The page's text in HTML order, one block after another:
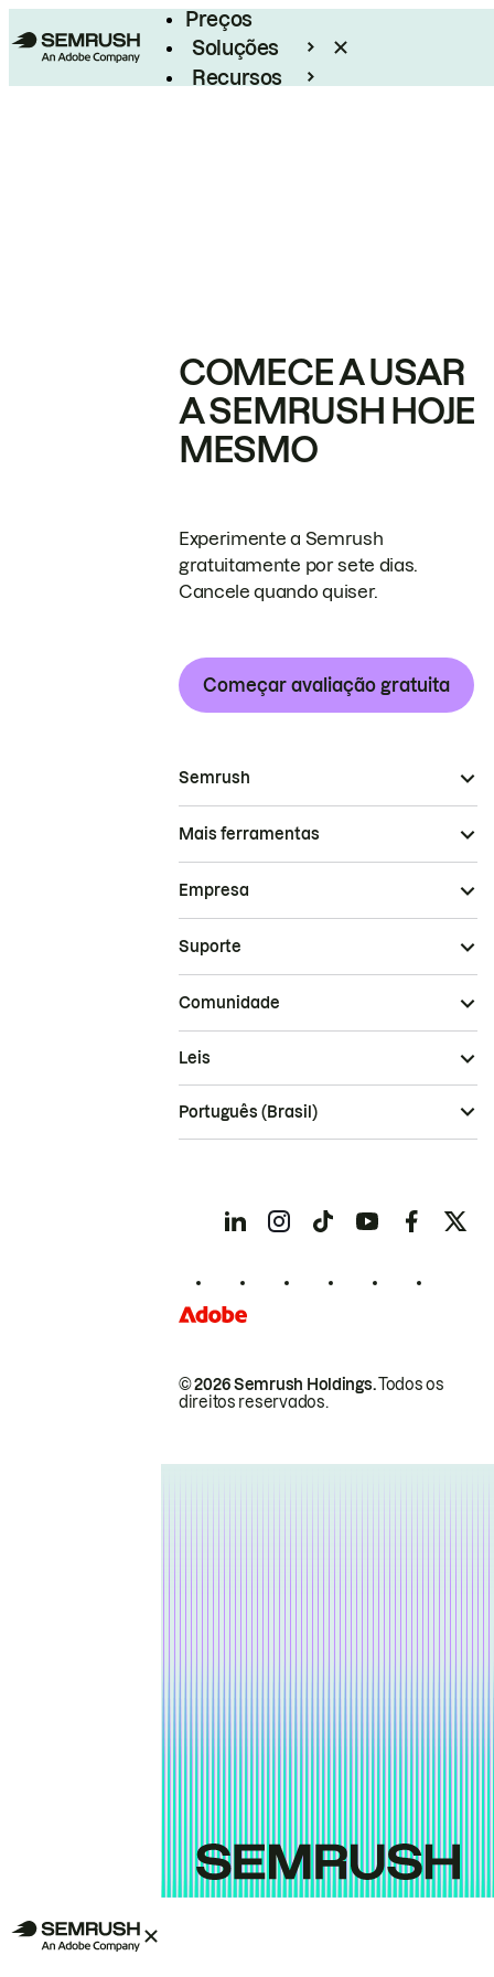
Preços
Soluções
Recursos
COMECE A USAR
A SEMRUSH HOJE
MESMO
Experimente a Semrush
gratuitamente por sete dias.
Cancele quando quiser.
Começar avaliação gratuita
Semrush
Mais ferramentas
Empresa
Suporte
Comunidade
© 2026 Semrush Holdings.Todos os
direitos reservados.
Leis
Português (Brasil)